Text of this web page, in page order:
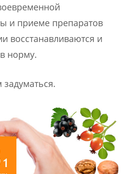
и приеме препаратов
восстанавливаются и
норму.